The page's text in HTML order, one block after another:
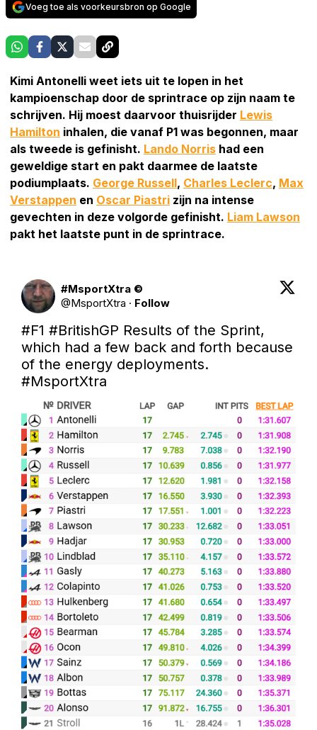
Voeg toe als voorkeursbron op Google
Kimi Antonelli weet iets uit te lopen in het
kampioenschap door de sprintrace op zijn naam te
schrijven. Hij moest daarvoor thuisrijder Lewis
Hamilton inhalen, die vanaf P1 was begonnen, maar
als tweede is gefinisht. Lando Norris had een
geweldige start en pakt daarmee de laatste
podiumplaats. George Russell, Charles Leclerc, Max
Verstappen en Oscar Piastri zijn na intense
gevechten in deze volgorde gefinisht. Liam Lawson
pakt het laatste punt in de sprintrace.
#MsportXtra ©
@MsportXtra · Follow
#F1 #BritishGP Results of the Sprint,
which had a few back and forth because
#MsportXtra